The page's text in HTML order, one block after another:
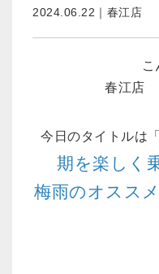
2024.06.22｜春江店
こ
春江店
今日のタイトルは「
期を楽しく
梅雨のオスス